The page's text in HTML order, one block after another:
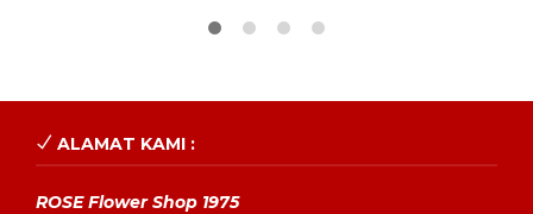
ALAMAT KAMI :
ROSE Flower Shop 1975